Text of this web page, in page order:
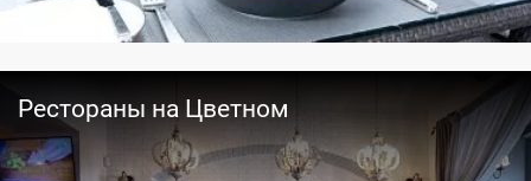
Рестораны на Цветном